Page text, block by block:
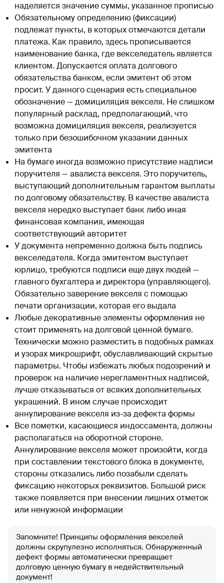
наделяется значение суммы, указанное прописью
Обязательному определению (фиксации)
подлежат пункты, в которых отмечаются детали
платежа. Как правило, здесь прописывается
наименование банка, где векселедатель является
клиентом. Допускается оплата долгового
обязательства банком, если эмитент об этом
просит. У данного сценария есть специальное
обозначение — домициляция векселя. Не слишком
популярный расклад, предполагающий, что
возможна домициляция векселя, реализуется
только при безошибочном указании данных
эмитента
На бумаге иногда возможно присутствие надписи
поручителя — авалиста векселя. Это поручитель,
выступающий дополнительным гарантом выплаты
по долговому обязательству. В качестве авалиста
векселя нередко выступает банк либо иная
финансовая компания, имеющая
соответствующий авторитет
У документа непременно должна быть подпись
векселедателя. Когда эмитентом выступает
юрлицо, требуются подписи еще двух людей —
главного бухгалтера и директора (управляющего).
Обязательно заверение векселя с помощью
печати организации, которая его выдала
Любые декоративные элементы оформления не
стоит применять на долговой ценной бумаге.
Технически можно разместить в подобных рамках
и узорах микрошрифт, обуславливающий скрытые
параметры. Чтобы избежать любых подозрений и
проверок на наличие нерегламентных надписей,
лучше отказываться от всяких дополнительных
украшений. В ином случае происходит
аннулирование векселя из-за дефекта формы
Все пометки, касающиеся индоссамента, должны
располагаться на оборотной стороне.
Аннулирование векселя может произойти, когда
при составлении текстового блока в документе,
стороны отказались либо позабыли сделать
фиксацию некоторых реквизитов. Большой риск
также появляется при внесении лишних отметок
или ненужной информации
Запомните! Принципы оформления векселей
должны скрупулезно исполняться. Обнаруженный
дефект формы автоматически превращает
долговую ценную бумагу в недействительный
документ!